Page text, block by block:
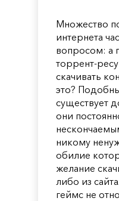
Множество
интернета
вопросом: а
торрент-
скачивать
это?
существует
они
никому
обилие
желание
либо из
геймс не